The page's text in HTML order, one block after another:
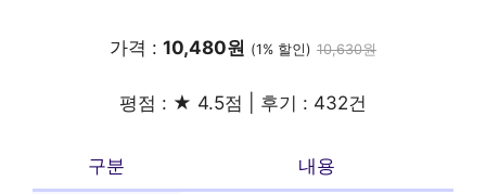
가격 : 10,480원 (1% 할인) 10,630원
평점 : ★ 4.5점 | 후기 : 432건
구분 내용